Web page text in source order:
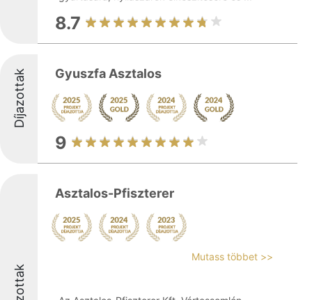
8.7
Díjazottak Gyuszfa Asztalos
9
Asztalos-Pfiszterer
Mutass többet >>